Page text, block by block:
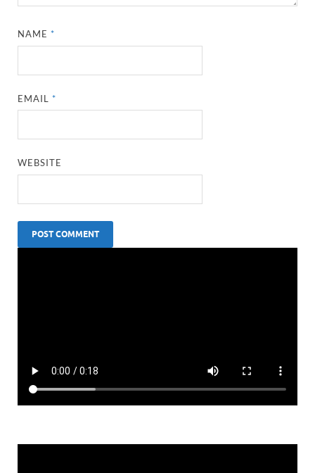
NAME*
EMAIL*
WEBSITE